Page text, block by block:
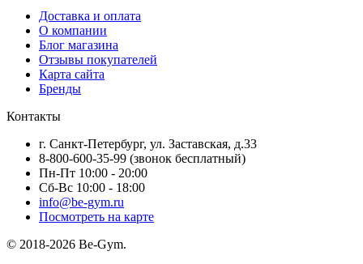
Доставка и оплата
О компании
Блог магазина
Отзывы покупателей
Карта сайта
Бренды
Контакты
г. Санкт-Петербург, ул. Заставская, д.33
8-800-600-35-99 (звонок бесплатный)
Пн-Пт 10:00 - 20:00
Сб-Вс 10:00 - 18:00
info@be-gym.ru
Посмотреть на карте
© 2018-2026 Be-Gym.